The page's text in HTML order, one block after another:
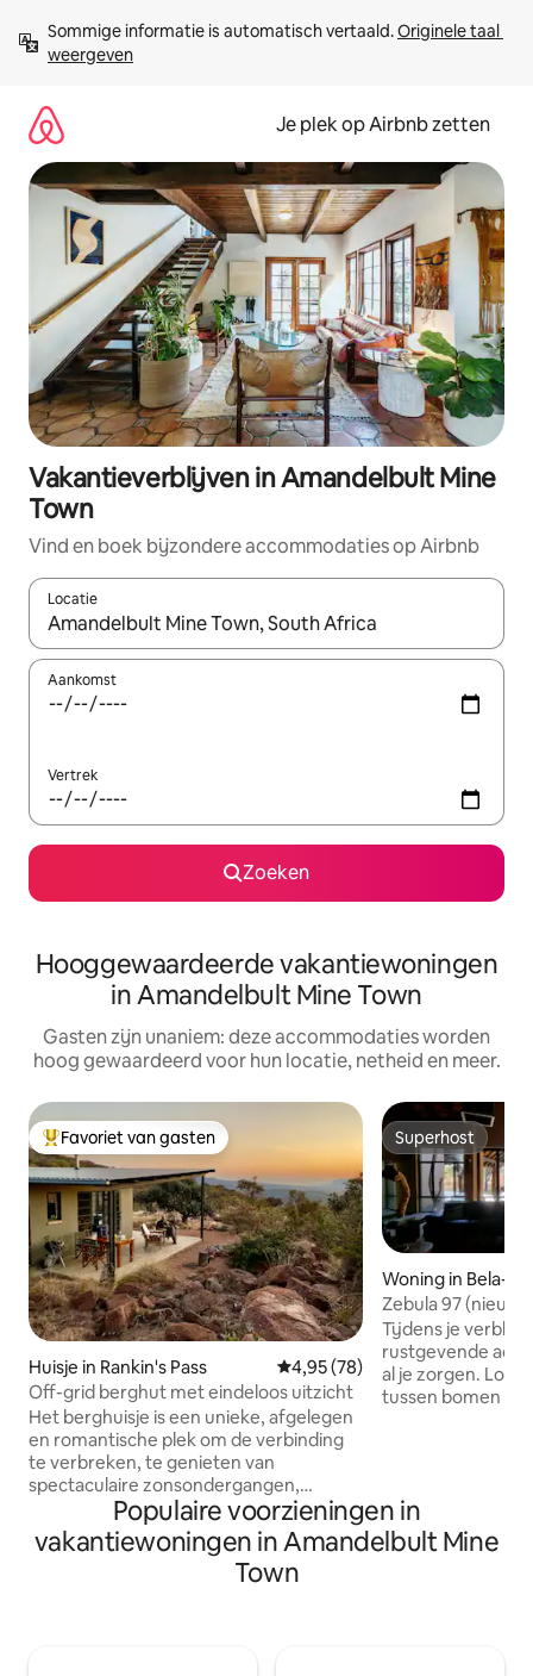
direct
naar
Sommige informatie is automatisch vertaald. Originele taal
weergeven
Je plek op Airbnb zetten
Vakantieverblijven in Amandelbult Mine
Town
Vind en boek bijzondere accommodaties op Airbnb
Locatie
Wanneer er resultaten beschikbaar zijn, maak je een keuze
Aankomst
Vertrek
Zoeken
Hooggewaardeerde vakantiewoningen
in Amandelbult Mine Town
Gasten zijn unaniem: deze accommodaties worden
hoog gewaardeerd voor hun locatie, netheid en meer.
Topfavoriet van gasten
Favoriet van gasten
Huisje in Rankin's Pass Gemiddelde beoordeling van
4,95 (78)
Off-grid berghut met eindeloos uitzicht
Het berghuisje is een unieke, afgelegen
en romantische plek om de verbinding
te verbreken, te genieten van
spectaculaire zonsondergangen,
gevolgd door een avond van
sterrenkijken. Hoog in het
Waterberggebergte werkt dit eco-
cottage op zonne-energie en is
Superhost
Superhost
Woning in Bela-
Zebula 97
Tijdens je verblijf
rustgevende
al je zorgen. Lodge 97 is privé genesteld
tussen bomen -
genieten van natuur en
en fietsen tussen
populaire activiteiten. Het
Populaire voorzieningen in
vakantiewoningen in Amandelbult Mine
Town